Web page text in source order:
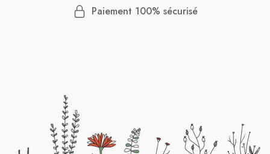
Paiement 100% sécurisé